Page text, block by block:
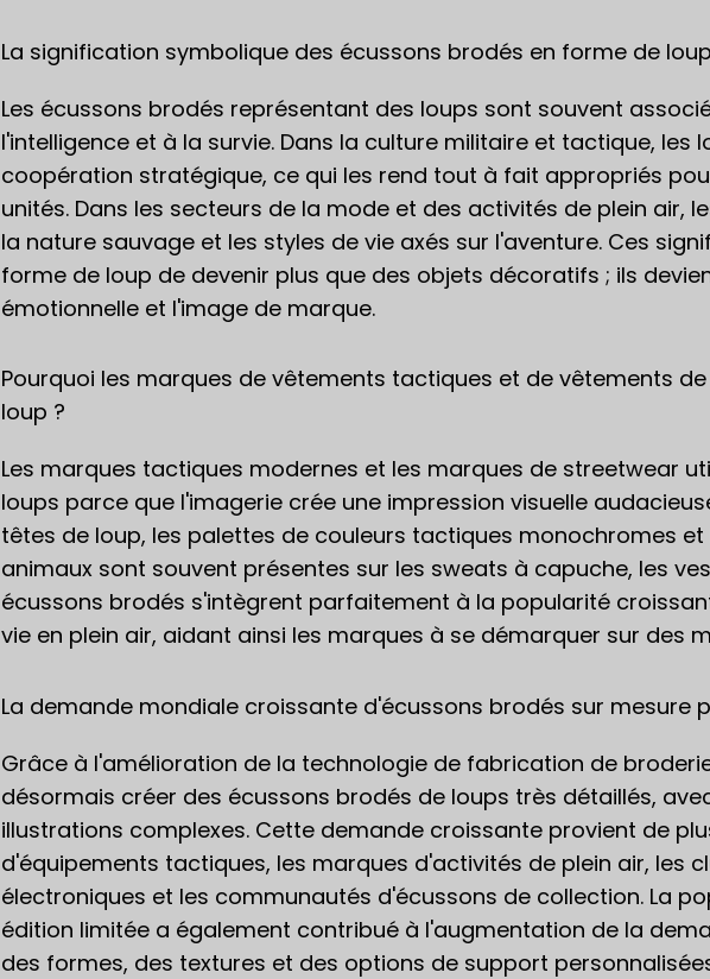
La signification symbolique des écussons brodés en forme de loup
Les écussons brodés représentant des loups sont souvent
l'intelligence et à la survie. Dans la culture militaire et tactique,
coopération stratégique, ce qui les rend tout à fait appropriés
unités. Dans les secteurs de la mode et des activités de plein air,
la nature sauvage et les styles de vie axés sur l'aventure. Ces
forme de loup de devenir plus que des objets décoratifs ; ils
émotionnelle et l'image de marque.
Pourquoi les marques de vêtements tactiques et de vêtements
loup ?
Les marques tactiques modernes et les marques de streetwear
loups parce que l'imagerie crée une impression visuelle
têtes de loup, les palettes de couleurs tactiques monochromes
animaux sont souvent présentes sur les sweats à capuche, les
écussons brodés s'intègrent parfaitement à la popularité
vie en plein air, aidant ainsi les marques à se démarquer sur des
La demande mondiale croissante d'écussons brodés sur mesure
Grâce à l'amélioration de la technologie de fabrication de
désormais créer des écussons brodés de loups très détaillés,
illustrations complexes. Cette demande croissante provient de
d'équipements tactiques, les marques d'activités de plein air, les
électroniques et les communautés d'écussons de collection. La
édition limitée a également contribué à l'augmentation de la
des formes, des textures et des options de support